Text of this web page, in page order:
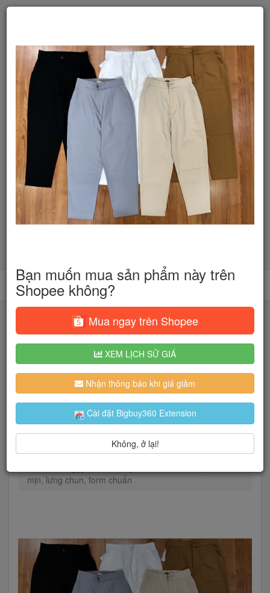
Tìm kiếm
Người dùng đang quan tâm đến 🔥...
Trang chủ Thời Trang Nữ
Quần
mịn, lưng chun, form chuẩn
Bạn muốn mua sản phẩm này trên
Shopee không?
Mua ngay trên Shopee
XEM LỊCH SỬ GIÁ
Nhận thông báo khi giá giảm
Cài đặt Bigbuy360 Extension
Không, ở lại!